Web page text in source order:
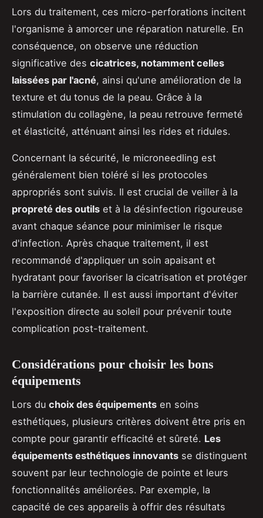
Lors du traitement, ces micro-perforations incitent
l'organisme à amorcer une réparation naturelle. En
conséquence, on observe une réduction
significative des cicatrices, notamment celles
laissées par l'acné, ainsi qu'une amélioration de la
texture et du tonus de la peau. Grâce à la
stimulation du collagène, la peau retrouve fermeté
et élasticité, atténuant ainsi les rides et ridules.
Concernant la sécurité, le microneedling est
généralement bien toléré si les protocoles
appropriés sont suivis. Il est crucial de veiller à la
propreté des outils et à la désinfection rigoureuse
avant chaque séance pour minimiser le risque
d'infection. Après chaque traitement, il est
recommandé d'appliquer un soin apaisant et
hydratant pour favoriser la cicatrisation et protéger
la barrière cutanée. Il est aussi important d'éviter
l'exposition directe au soleil pour prévenir toute
complication post-traitement.
Considérations pour choisir les bons
équipements
Lors du choix des équipements en soins
esthétiques, plusieurs critères doivent être pris en
compte pour garantir efficacité et sûreté. Les
équipements esthétiques innovants se distinguent
souvent par leur technologie de pointe et leurs
fonctionnalités améliorées. Par exemple, la
capacité de ces appareils à offrir des résultats